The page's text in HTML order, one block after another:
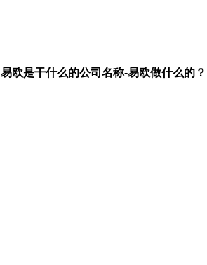
易欧是干什么的公司名称-易欧做什么的？